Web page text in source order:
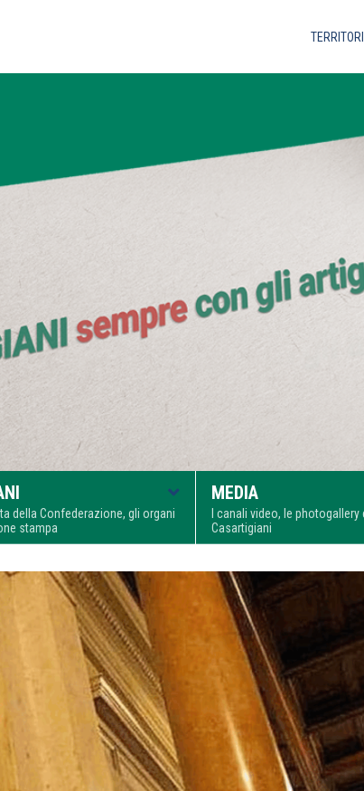
della Confederazione, gli organi
stampa
MEDIA
I canali video, le
Casartigiani